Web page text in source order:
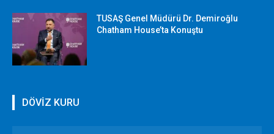
TUSAŞ Genel Müdürü Dr. Demiroğlu
Chatham House’ta Konuştu
DÖVİZ KURU